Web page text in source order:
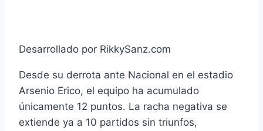
Desarrollado por RikkySanz.com
Desde su derrota ante Nacional en el estadio
Arsenio Erico, el equipo ha acumulado
únicamente 12 puntos. La racha negativa se
extiende ya a 10 partidos sin triunfos,